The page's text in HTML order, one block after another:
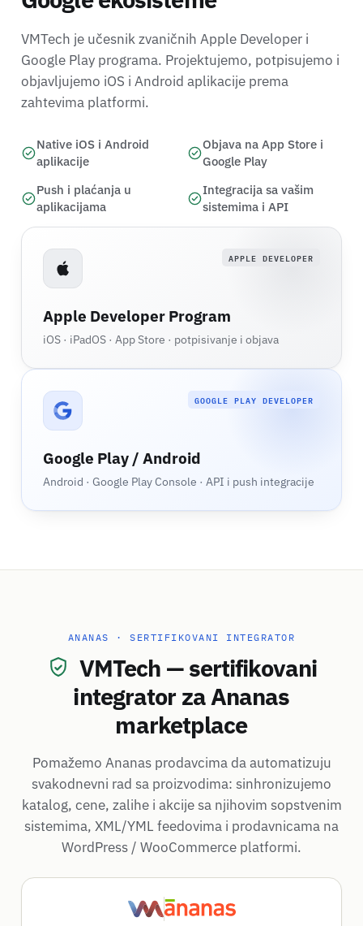
VMTech je učesnik zvaničnih Apple Developer i
Google Play programa. Projektujemo, potpisujemo i
objavljujemo iOS i Android aplikacije prema
zahtevima platformi.
Native iOS i Android
aplikacije
Objava na App Store i
Google Play
Push i plaćanja u
aplikacijama
Integracija sa vašim
sistemima i API
APPLE DEVELOPER
Apple Developer Program
iOS · iPadOS · App Store · potpisivanje i objava
GOOGLE PLAY DEVELOPER
Google Play / Android
Android · Google Play Console · API i push integracije
ANANAS · SERTIFIKOVANI INTEGRATOR
VMTech — sertifikovani
integrator za Ananas
marketplace
Pomažemo Ananas prodavcima da automatizuju
svakodnevni rad sa proizvodima: sinhronizujemo
katalog, cene, zalihe i akcije sa njihovim sopstvenim
sistemima, XML/YML feedovima i prodavnicama na
WordPress / WooCommerce platformi.